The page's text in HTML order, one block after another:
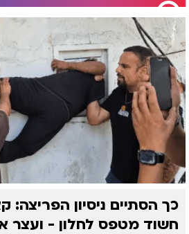
כך הסתיים ניסיון הפריצה:
חשוד מטפס לחלון - ועצר